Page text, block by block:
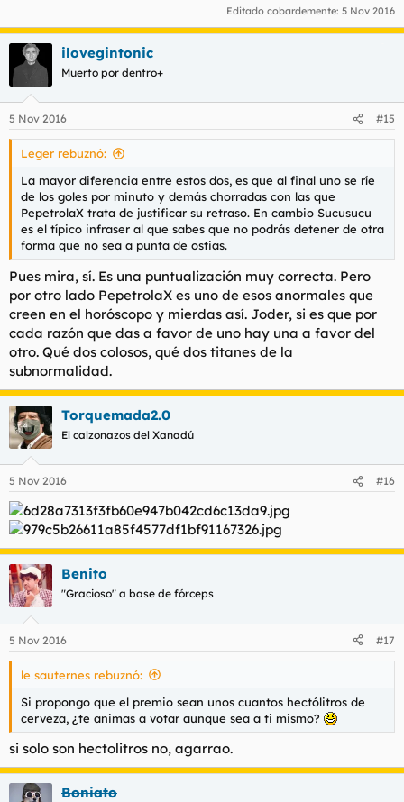
Editado cobardemente: 5 Nov 2016
ilovegintonic
Muerto por dentro+
5 Nov 2016 #15
Leger rebuznó:
La mayor diferencia entre estos dos, es que al final uno se ríe
de los goles por minuto y demás chorradas con las que
PepetrolaX trata de justificar su retraso. En cambio Sucusucu
es el típico infraser al que sabes que no podrás detener de otra
forma que no sea a punta de ostias.
Pues mira, sí. Es una puntualización muy correcta. Pero
por otro lado PepetrolaX es uno de esos anormales que
creen en el horóscopo y mierdas así. Joder, si es que por
cada razón que das a favor de uno hay una a favor del
otro. Qué dos colosos, qué dos titanes de la
subnormalidad.
Torquemada2.0
El calzonazos del Xanadú
5 Nov 2016 #16
Benito
"Gracioso" a base de fórceps
5 Nov 2016 #17
le sauternes rebuznó:
Si propongo que el premio sean unos cuantos hectólitros de
cerveza, ¿te animas a votar aunque sea a ti mismo?
si solo son hectolitros no, agarrao.
Boniato